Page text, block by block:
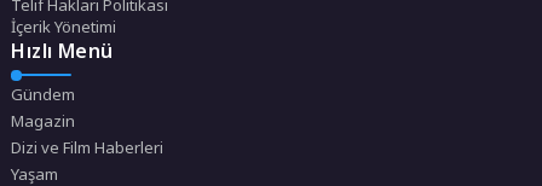
Telif Hakları Politikası
İçerik Yönetimi
Hızlı Menü
Gündem
Magazin
Dizi ve Film Haberleri
Yaşam